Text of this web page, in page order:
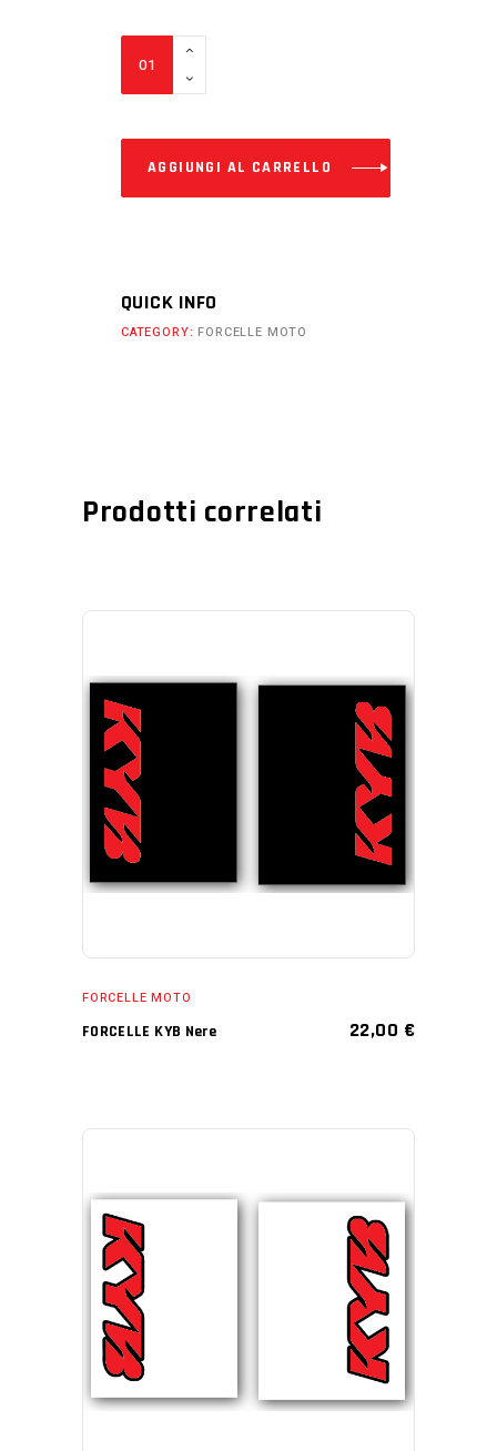
FORCELLE
SHOWA
quantity
AGGIUNGI AL CARRELLO
QUICK INFO
CATEGORY: FORCELLE MOTO
Prodotti correlati
FORCELLE MOTO
FORCELLE KYB Nere 22,00 €
AGGIUNGI AL CARRELLO